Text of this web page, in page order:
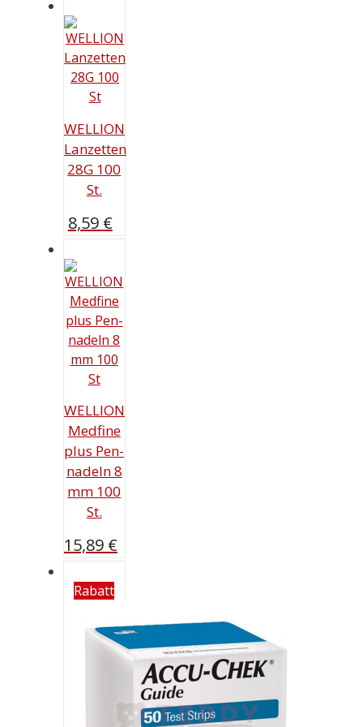
WELLION
Lanzetten
28G 100
St.
8,59 €
WELLION
Medfine
plus Pen-
nadeln 8
mm 100
St.
15,89 €
Rabatt